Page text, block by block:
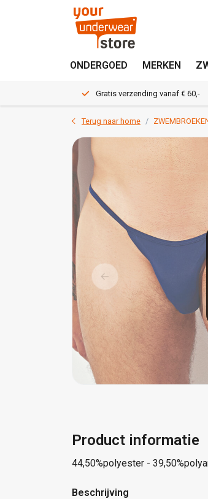
ONDERGOED MERKEN
Gratis verzending vanaf € 60,-
Terug naar home
Product informatie
44,50%polyester -
Beschrijving